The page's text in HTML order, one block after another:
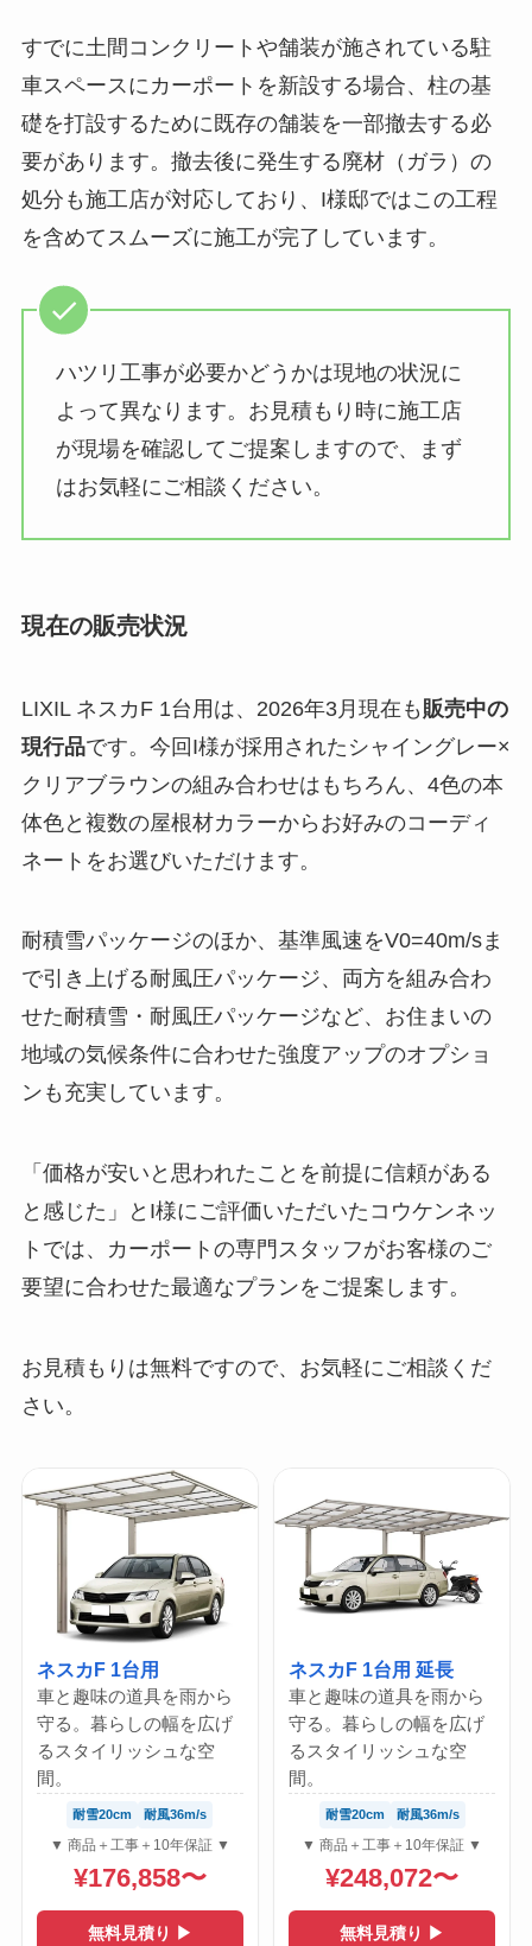
すでに土間コンクリートや舗装が施されている駐
車スペースにカーポートを新設する場合、柱の基
礎を打設するために既存の舗装を一部撤去する必
要があります。撤去後に発生する廃材（ガラ）の
処分も施工店が対応しており、I様邸ではこの工程
を含めてスムーズに施工が完了しています。
ハツリ工事が必要かどうかは現地の状況に
よって異なります。お見積もり時に施工店
が現場を確認してご提案しますので、まず
はお気軽にご相談ください。
現在の販売状況
LIXIL ネスカF 1台用は、2026年3月現在も 販売中の
現行品です。今回I様が採用されたシャイングレー×
クリアブラウンの組み合わせはもちろん、4色の本
体色と複数の屋根材カラーからお好みのコーディ
ネートをお選びいただけます。
耐積雪パッケージのほか、基準風速をV0=40m/sま
で引き上げる耐風圧パッケージ、両方を組み合わ
せた耐積雪・耐風圧パッケージなど、お住まいの
地域の気候条件に合わせた強度アップのオプショ
ンも充実しています。
「価格が安いと思われたことを前提に信頼がある
と感じた」とI様にご評価いただいたコウケンネッ
トでは、カーポートの専門スタッフがお客様のご
要望に合わせた最適なプランをご提案します。
お見積もりは無料ですので、お気軽にご相談くだ
さい。
ネスカF 1台用
車と趣味の道具を雨から
守る。暮らしの幅を広げ
るスタイリッシュな空
間。
耐雪20cm 耐風36m/s
▼ 商品＋工事＋10年保証 ▼
¥176,858〜
無料見積り ▶
ネスカF 1台用 延長
車と趣味の道具を雨から
守る。暮らしの幅を広げ
るスタイリッシュな空
間。
耐雪20cm 耐風36m/s
▼ 商品＋工事＋10年保証 ▼
¥248,072〜
無料見積り ▶